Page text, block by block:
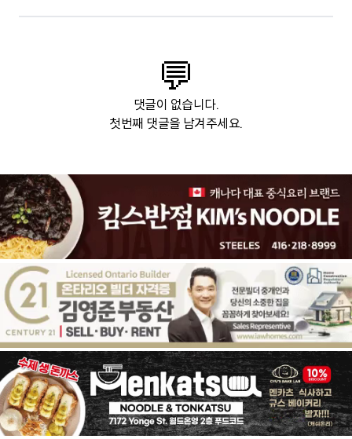
💬
댓글이 없습니다.
첫번째 댓글을 남겨주세요.